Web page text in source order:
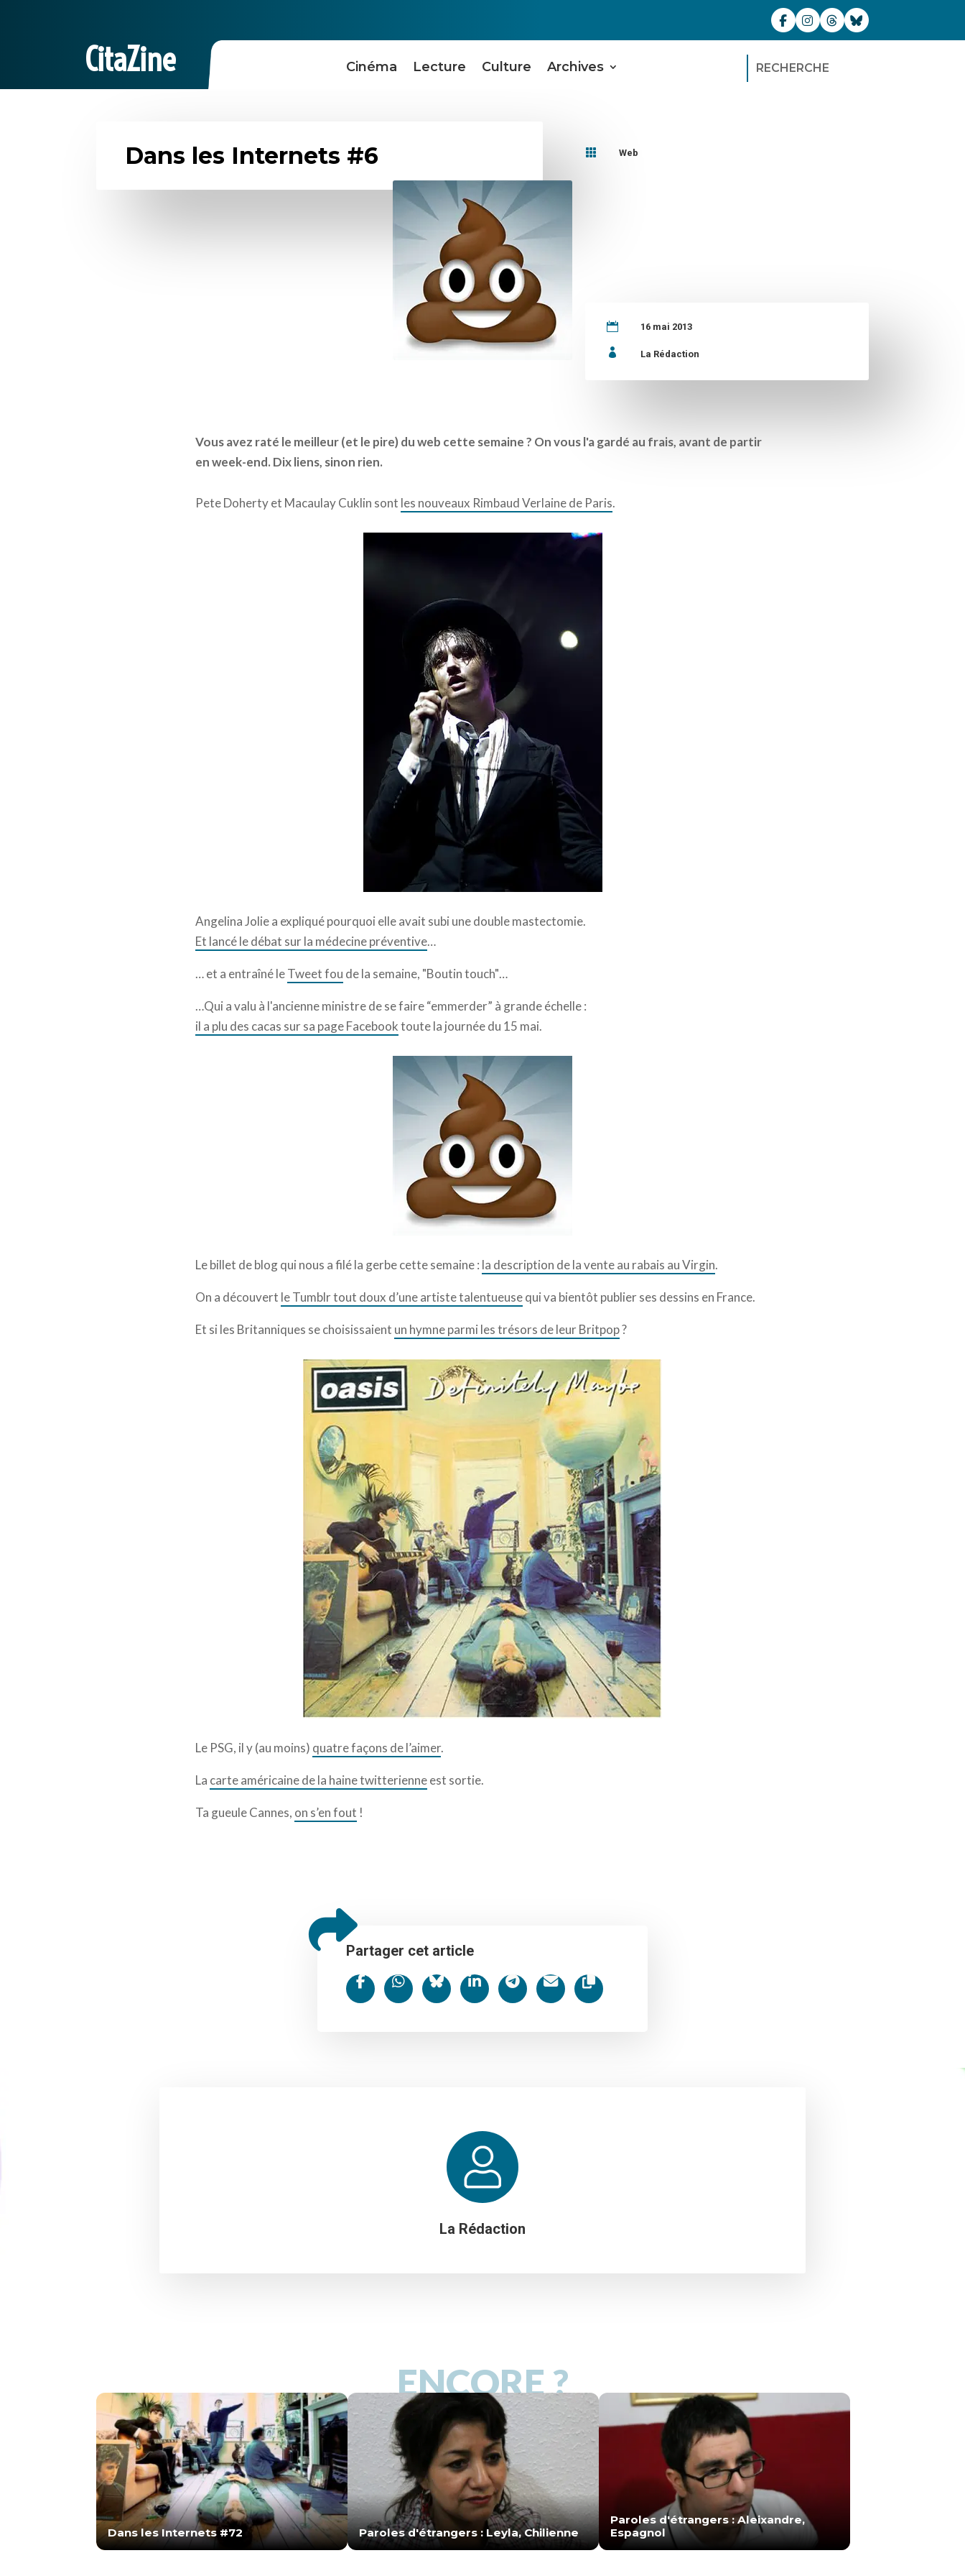
CitaZine Cinéma Lecture Culture Archives RECHERCHE
Dans les Internets #6  Web
 16 mai 2013
 La Rédaction
Vous avez raté le meilleur (et le pire) du web cette semaine ? On vous l'a gardé au frais, avant de partir
en week-end. Dix liens, sinon rien.
Pete Doherty et Macaulay Cuklin sont les nouveaux Rimbaud Verlaine de Paris.
Angelina Jolie a expliqué pourquoi elle avait subi une double mastectomie.
Et lancé le débat sur la médecine préventive…
… et a entraîné leTweet fou de la semaine, "Boutin touch"…
…Qui a valu à l'ancienne ministre de se faire “emmerder” à grande échelle :
il a plu des cacas sur sa page Facebooktoute la journée du 15 mai.
Le billet de blog qui nous a filé la gerbe cette semaine : la description de la vente au rabais au Virgin.
On a découvert le Tumblr tout doux d’une artiste talentueusequi va bientôt publier ses dessins en France.
Et si les Britanniques se choisissaient un hymne parmi les trésors de leur Britpop?
Le PSG, il y (au moins) quatre façons de l’aimer.
La carte américaine de la haine twitterienneest sortie.
Ta gueule Cannes, on s’en fout !
Partager cet article
La Rédaction
ENCORE ?
Dans les Internets #72 Paroles d'étrangers : Leyla, Chilienne
Paroles d'étrangers : Aleixandre,
Espagnol